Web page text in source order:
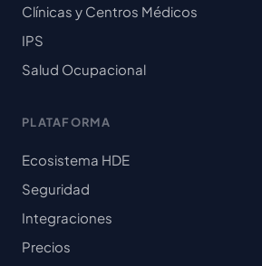
Clínicas y Centros Médicos
IPS
Salud Ocupacional
PLATAFORMA
Ecosistema HDE
Seguridad
Integraciones
Precios